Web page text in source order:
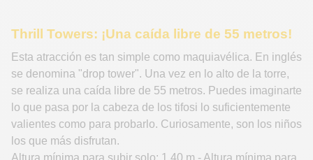
Thrill Towers: ¡Una caída libre de 55 metros!
Esta atracción es tan simple como maquiavélica. En inglés
se denomina "drop tower". Una vez en lo alto de la torre,
se realiza una caída libre de 55 metros. Puedes imaginarte
lo que pasa por la cabeza de los tifosi lo suficientemente
valientes como para probarlo. Curiosamente, son los niños
los que más disfrutan.
Altura mínima para subir solo: 1,40 m - Altura mínima para